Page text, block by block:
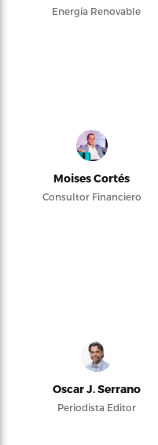
Energía Renovable
Moises Cortés
Consultor Financiero
Oscar J. Serrano
Periodista Editor